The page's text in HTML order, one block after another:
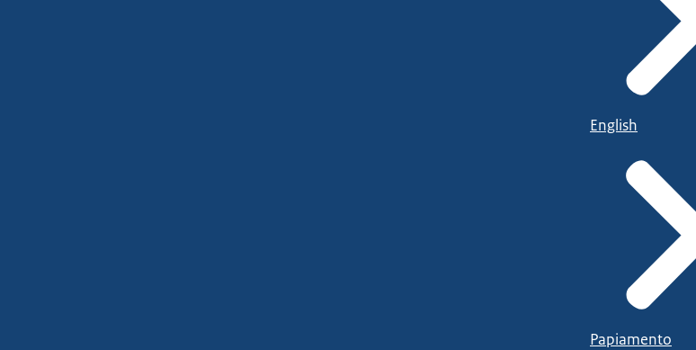
English
Papiamento